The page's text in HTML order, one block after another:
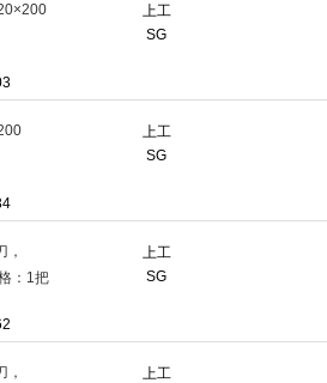
上工
SG
上工
SG
上工
SG
，
：1把
上工
，